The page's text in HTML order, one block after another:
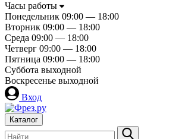
Часы работы
Понедельник 09:00 — 18:00
Вторник 09:00 — 18:00
Среда 09:00 — 18:00
Четверг 09:00 — 18:00
Пятница 09:00 — 18:00
Суббота выходной
Воскресенье выходной
Вход
Каталог